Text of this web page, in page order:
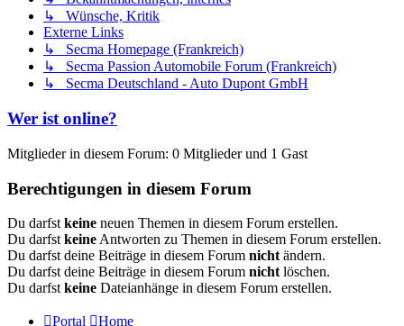
↳ Wünsche, Kritik
Externe Links
↳ Secma Homepage (Frankreich)
↳ Secma Passion Automobile Forum (Frankreich)
↳ Secma Deutschland - Auto Dupont GmbH
Wer ist online?
Mitglieder in diesem Forum: 0 Mitglieder und 1 Gast
Berechtigungen in diesem Forum
Du darfst keine neuen Themen in diesem Forum erstellen.
Du darfst keine Antworten zu Themen in diesem Forum erstellen.
Du darfst deine Beiträge in diesem Forum nicht ändern.
Du darfst deine Beiträge in diesem Forum nicht löschen.
Du darfst keine Dateianhänge in diesem Forum erstellen.
Portal Home